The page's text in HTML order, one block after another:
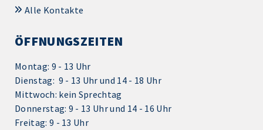
Alle Kontakte
ÖFFNUNGSZEITEN
Montag: 9 - 13 Uhr
Dienstag: 9 - 13 Uhr und 14 - 18 Uhr
Mittwoch: kein Sprechtag
Donnerstag: 9 - 13 Uhr und 14 - 16 Uhr
Freitag: 9 - 13 Uhr